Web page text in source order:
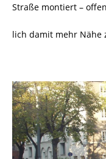
Straße montiert –
lich damit mehr Nähe